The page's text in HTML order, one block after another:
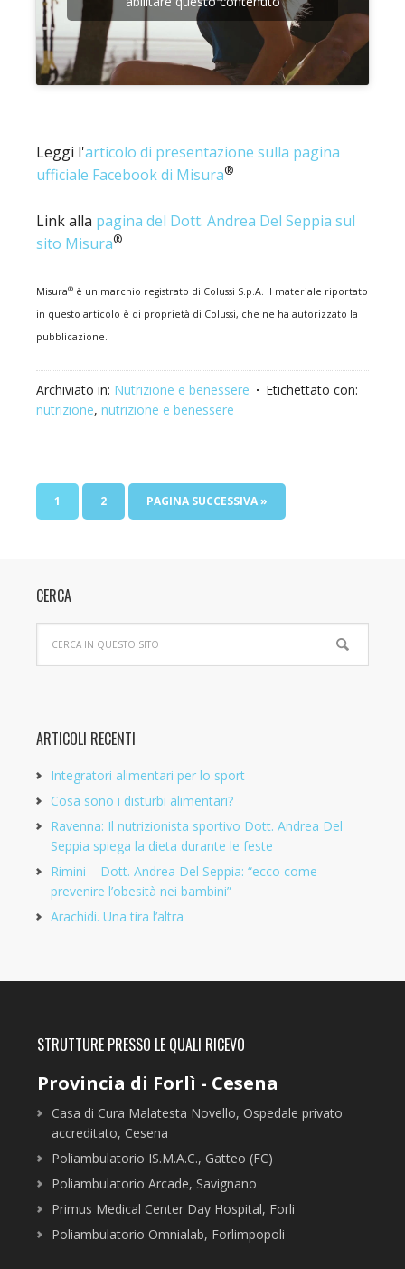
Leggi l'articolo di presentazione sulla pagina
ufficiale Facebook di Misura®
Link alla pagina del Dott. Andrea Del Seppia sul
sito Misura®
Misura® è un marchio registrato di Colussi S.p.A. Il materiale riportato
in questo articolo è di proprietà di Colussi, che ne ha autorizzato la
pubblicazione.
Archiviato in: Nutrizione e benessere
Etichettato con:
nutrizione, nutrizione e benessere
1 2 PAGINA SUCCESSIVA »
CERCA
ARTICOLI RECENTI
Integratori alimentari per lo sport
Cosa sono i disturbi alimentari?
Ravenna: Il nutrizionista sportivo Dott. Andrea Del
Seppia spiega la dieta durante le feste
Rimini – Dott. Andrea Del Seppia: “ecco come
prevenire l’obesità nei bambini”
Arachidi. Una tira l’altra
STRUTTURE PRESSO LE QUALI RICEVO
Provincia di Forlì - Cesena
Casa di Cura Malatesta Novello, Ospedale privato
accreditato, Cesena
Poliambulatorio IS.M.A.C., Gatteo (FC)
Poliambulatorio Arcade, Savignano
Primus Medical Center Day Hospital, Forli
Poliambulatorio Omnialab, Forlimpopoli